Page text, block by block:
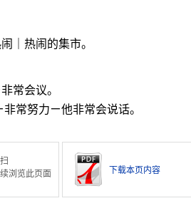
｜热闹的集市。
常会议。
常努力ㄧ他非常会说话。
浏览此页面
下载本页内容